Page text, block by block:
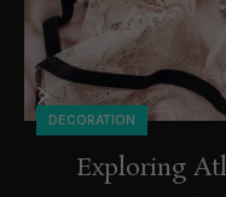
DECORATION
Exploring